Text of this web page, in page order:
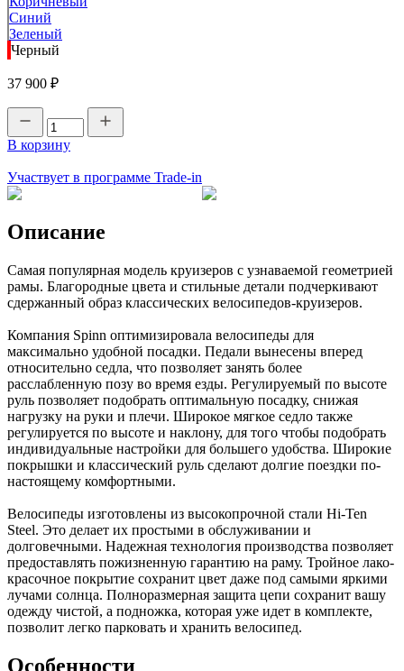
Синий
Зеленый
Черный
37 900 ₽
В корзину
Участвует в программе Trade-in
Описание
Самая популярная модель круизеров с узнаваемой геометрией
рамы. Благородные цвета и стильные детали подчеркивают
сдержанный образ классических велосипедов-круизеров.
Компания Spinn оптимизировала велосипеды для
максимально удобной посадки. Педали вынесены вперед
относительно седла, что позволяет занять более
расслабленную позу во время езды. Регулируемый по высоте
руль позволяет подобрать оптимальную посадку, снижая
нагрузку на руки и плечи. Широкое мягкое седло также
регулируется по высоте и наклону, для того чтобы подобрать
индивидуальные настройки для большего удобства. Широкие
покрышки и классический руль сделают долгие поездки по-
настоящему комфортными.
Велосипеды изготовлены из высокопрочной стали Hi-Ten
Steel. Это делает их простыми в обслуживании и
долговечными. Надежная технология производства позволяет
предоставлять пожизненную гарантию на раму. Тройное лако-
красочное покрытие сохранит цвет даже под самыми яркими
лучами солнца. Полноразмерная защита цепи сохранит вашу
одежду чистой, а подножка, которая уже идет в комплекте,
позволит легко парковать и хранить велосипед.
Особенности